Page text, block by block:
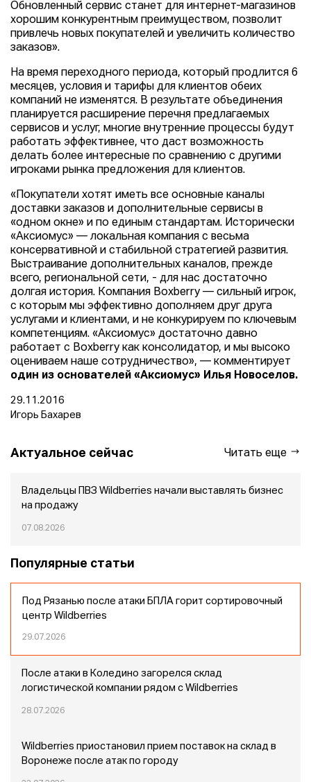
Обновленный сервис станет для интернет-магазинов
хорошим конкурентным преимуществом, позволит
привлечь новых покупателей и увеличить количество
заказов».
На время переходного периода, который продлится 6
месяцев, условия и тарифы для клиентов обеих
компаний не изменятся. В результате объединения
планируется расширение перечня предлагаемых
сервисов и услуг, многие внутренние процессы будут
работать эффективнее, что даст возможность
делать более интересные по сравнению с другими
игроками рынка предложения для клиентов.
«Покупатели хотят иметь все основные каналы
доставки заказов и дополнительные сервисы в
«одном окне» и по единым стандартам. Исторически
«Аксиомус» — локальная компания с весьма
консервативной и стабильной стратегией развития.
Выстраивание дополнительных каналов, прежде
всего, региональной сети, - для нас достаточно
долгая история. Компания Boxberry — сильный игрок,
с которым мы эффективно дополняем друг друга
услугами и клиентами, и не конкурируем по ключевым
компетенциям. «Аксиомус» достаточно давно
работает с Boxberry как консолидатор, и мы высоко
оцениваем наше сотрудничество», — комментирует
один из основателей «Аксиомус» Илья Новоселов.
29.11.2016
Игорь Бахарев
Актуальное сейчас Читать еще
Владельцы ПВЗ Wildberries начали выставлять бизнес
на продажу
07.08.2026
Популярные статьи
Под Рязанью после атаки БПЛА горит сортировочный
центр Wildberries
29.07.2026
После атаки в Коледино загорелся склад
логистической компании рядом с Wildberries
28.07.2026
Wildberries приостановил прием поставок на склад в
Воронеже после атак по городу